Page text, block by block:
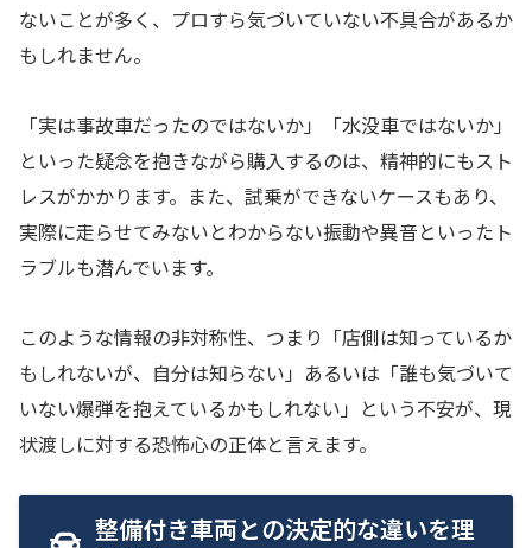
ないことが多く、プロすら気づいていない不具合があるか
もしれません。
「実は事故車だったのではないか」「水没車ではないか」
といった疑念を抱きながら購入するのは、精神的にもスト
レスがかかります。また、試乗ができないケースもあり、
実際に走らせてみないとわからない振動や異音といったト
ラブルも潜んでいます。
このような情報の非対称性、つまり「店側は知っているか
もしれないが、自分は知らない」あるいは「誰も気づいて
いない爆弾を抱えているかもしれない」という不安が、現
状渡しに対する恐怖心の正体と言えます。
整備付き車両との決定的な違いを理